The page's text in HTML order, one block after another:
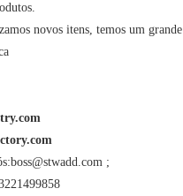
novos itens, temos um grande
;